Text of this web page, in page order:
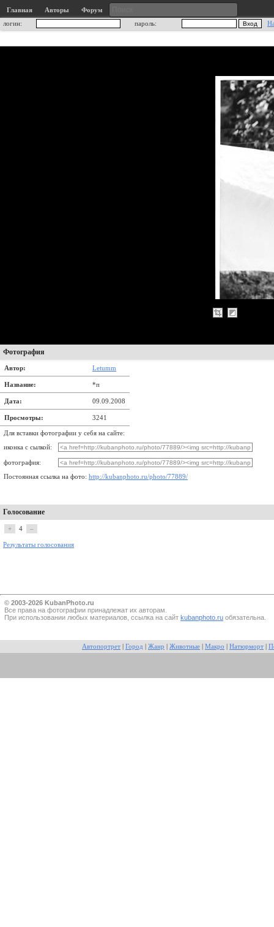
Главная Авторы
Форум
логин:
пароль:
Фотография
Автор: Letumm
Название: *п
Дата: 09.09.2008
Просмотры: 3241
Для вставки фотографии у себя на сайте:
иконка с сылкой:
фотография:
Постоянная ссылка на фото: http://kubanphoto.ru/photo/77889/
Голосование
+ 4 –
Результаты голосования
© 2003-2026 KubanPhoto.ru
Все прaва на фотографии принадлежат их авторам.
При использовании любых материалов, ссылка на сайт kubanphoto.ru обязательна.
Автопортрет Город Жанр Животные Макро Натюрморт